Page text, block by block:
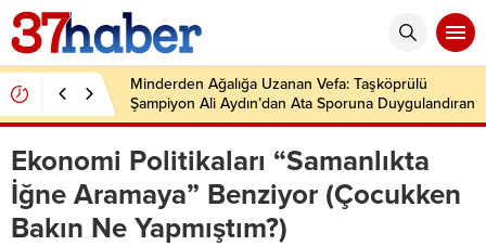
Minderden Ağalığa Uzanan Vefa: Taşköprülü
Şampiyon Ali Aydın’dan Ata Sporuna Duygulandıran
Dönüş
Ekonomi Politikaları “Samanlıkta
İğne Aramaya” Benziyor (Çocukken
Bakın Ne Yapmıştım?)